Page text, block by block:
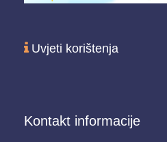
Uvjeti korištenja
Kontakt informacije